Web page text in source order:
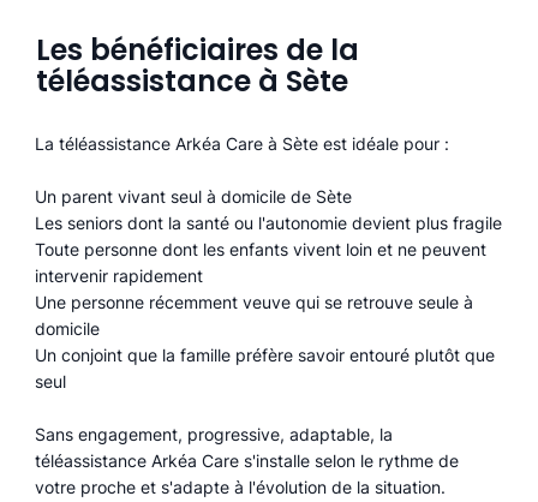
Les bénéficiaires de la
téléassistance à Sète
La téléassistance Arkéa Care à Sète est idéale pour :
Un parent vivant seul à domicile de Sète
Les seniors dont la santé ou l'autonomie devient plus fragile
Toute personne dont les enfants vivent loin et ne peuvent
intervenir rapidement
Une personne récemment veuve qui se retrouve seule à
domicile
Un conjoint que la famille préfère savoir entouré plutôt que
seul
Sans engagement, progressive, adaptable, la
téléassistance Arkéa Care s'installe selon le rythme de
votre proche et s'adapte à l'évolution de la situation.